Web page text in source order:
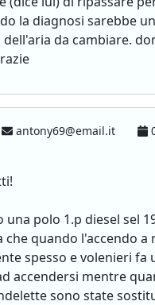
la diagnosi sarebbe
dell'aria da cambiare.
antony69@email.it
una polo 1.p diesel sel
che quando l'accendo a
spesso e volenieri fa
accendersi mentre
sono state